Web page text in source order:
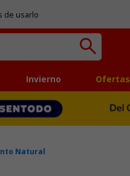
de usarlo
Invierno Ofertas
Natural